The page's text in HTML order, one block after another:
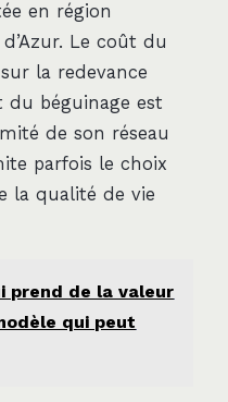
en région
Le coût du
la redevance
du béguinage est
de son réseau
parfois le choix
la qualité de vie
prend de la valeur
qui peut